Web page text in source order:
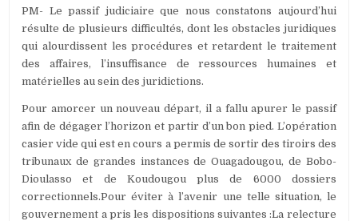
PM- Le passif judiciaire que nous constatons aujourd’hui
résulte de plusieurs difficultés, dont les obstacles juridiques
qui alourdissent les procédures et retardent le traitement
des affaires, l’insuffisance de ressources humaines et
matérielles au sein des juridictions.
Pour amorcer un nouveau départ, il a fallu apurer le passif
afin de dégager l’horizon et partir d’un bon pied. L’opération
casier vide qui est en cours a permis de sortir des tiroirs des
tribunaux de grandes instances de Ouagadougou, de Bobo-
Dioulasso et de Koudougou plus de 6000 dossiers
correctionnels.Pour éviter à l’avenir une telle situation, le
gouvernement a pris les dispositions suivantes :La relecture